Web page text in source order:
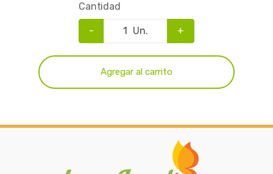
Cantidad
- Un. +
Agregar al carrito